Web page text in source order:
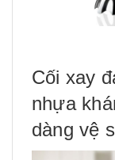
Cối xay
nhựa
dàngvệ